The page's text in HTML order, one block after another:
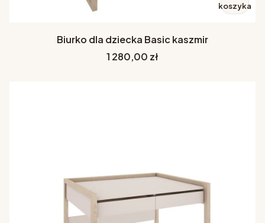
koszyka
Biurko dla dziecka Basic kaszmir
Cena
1 280,00 zł